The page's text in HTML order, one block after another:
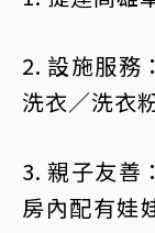
2. 設施服務
洗衣／洗衣
3. 親子友善
房內配有娃